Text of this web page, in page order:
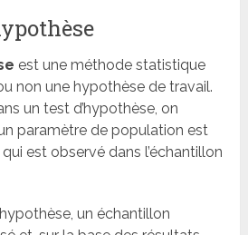
est une méthode statistique
non une hypothèse de travail.
un test d’hypothèse, on
paramètre de population est
est observé dans l’échantillon
un échantillon